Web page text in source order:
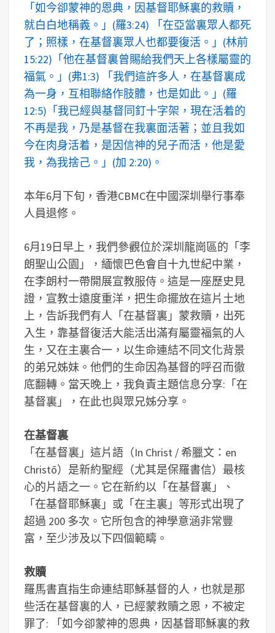
「如今卻蒙神的恩典，因基督耶穌裏的救贖，
就白白地稱義。」(羅3:24) 「在亞當裏眾人都死
了；照樣，在基督裏眾人也都要復活。」(林前
15:22)「他在基督裏曾賜給我們天上各樣屬靈的
福氣。」(弗1:3) 「我們這許多人，在基督裏成
為一身，互相聯絡作肢體，也是如此。」(羅
12:5)「我已經與基督同釘十字架，現在活着的
不再是我，乃是基督在我裏面活著；並且我如
今在肉身活着，是因信神的兒子而活，他是愛
我，為我捨己。」(加 2:20)。
本年6月下旬，香港CBMC在中國深圳舉行事奉
人員退修。
6月19日早上，我們參觀位於深圳龍崗區的「李
朗聖山公園」，緬懷巴色會自十九世紀中業，
在李朗村一帶開展宣教服侍。這是一座歷史見
證，宣教士遠度重洋，把生命擺放在這片土地
上，告訴我們有人「在基督裏」蒙救贖，出死
入生，靠基督復活大能活出滿有屬靈福氣的人
生，又在主裏合一，以生命連結不同文化背景
的弟兄姊妹。他們的生命因為基督的呼召而徹
底翻轉。當天晚上，我負責主題信息分享:「在
基督裏」，在此也與眾兄姊分享。
在基督裏
「在基督裏」這片語（In Christ / 希臘文：en
Christō）是新約聖經（尤其是保羅書信）最核
心的片語之一。它在新約以「在基督裏」、
「在基督耶穌裏」或「在主裏」等形式出現了
超過 200 多次。它所包含的神學意涵非常豐
富，至少涉及以下四個範疇。
救贖
羅馬書直指生命連結耶穌基督的人，也就是那
些活在基督裏的人，已經蒙救贖之恩，不被定
罪了: 「如今卻蒙神的恩典，因基督耶穌裏的救